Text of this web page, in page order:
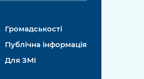
Громадськості
Публічна інформація
Для ЗМІ